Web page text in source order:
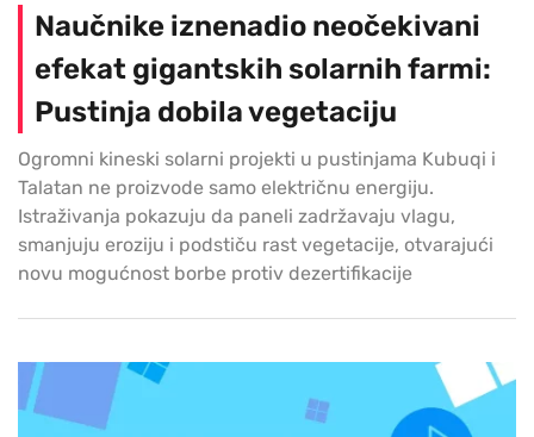
Naučnike iznenadio neočekivani
efekat gigantskih solarnih farmi:
Pustinja dobila vegetaciju
Ogromni kineski solarni projekti u pustinjama Kubuqi i
Talatan ne proizvode samo električnu energiju.
Istraživanja pokazuju da paneli zadržavaju vlagu,
smanjuju eroziju i podstiču rast vegetacije, otvarajući
novu mogućnost borbe protiv dezertifikacije